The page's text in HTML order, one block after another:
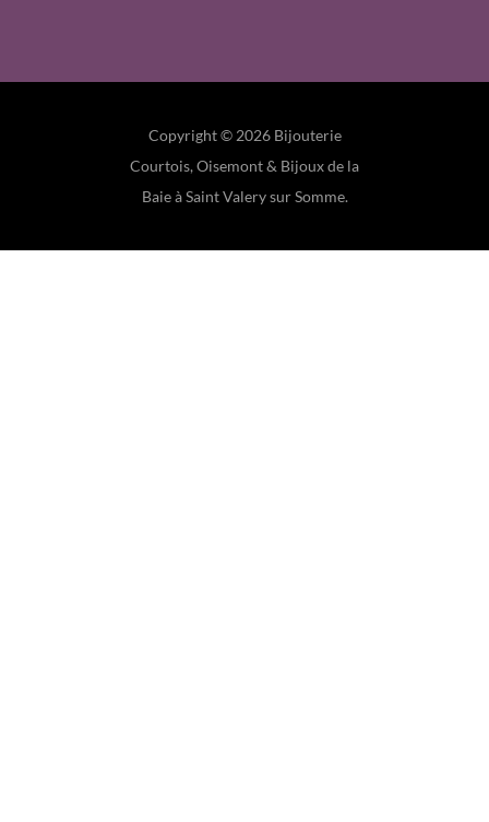
Copyright © 2026 Bijouterie
Courtois, Oisemont & Bijoux de la
Baie à Saint Valery sur Somme.